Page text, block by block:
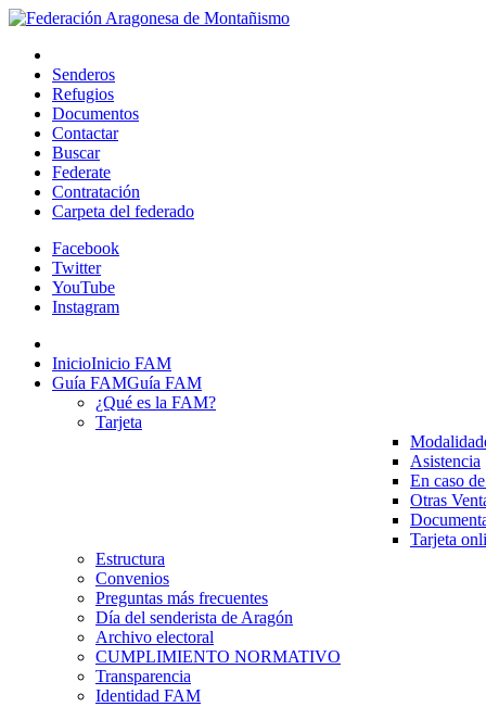
Senderos
Refugios
Documentos
Contactar
Buscar
Federate
Contratación
Carpeta del federado
Facebook
Twitter
YouTube
Instagram
InicioInicio FAM
Guía FAMGuía FAM
¿Qué es la FAM?
Tarjeta
Asistencia
En caso
Otras
Tarjeta
Estructura
Convenios
Preguntas más frecuentes
Día del senderista de Aragón
Archivo electoral
CUMPLIMIENTO NORMATIVO
Transparencia
Identidad FAM